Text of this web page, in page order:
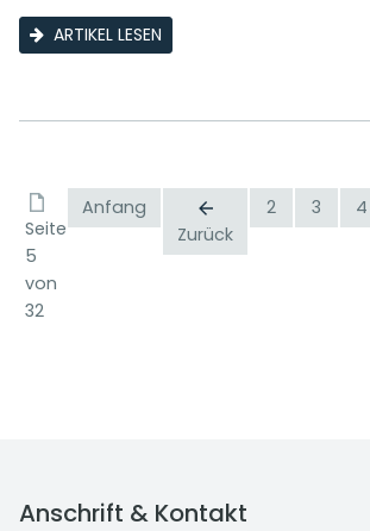
ARTIKEL LESEN
Seite
5
von
32
Anfang
Zurück
2 3 4
Anschrift & Kontakt